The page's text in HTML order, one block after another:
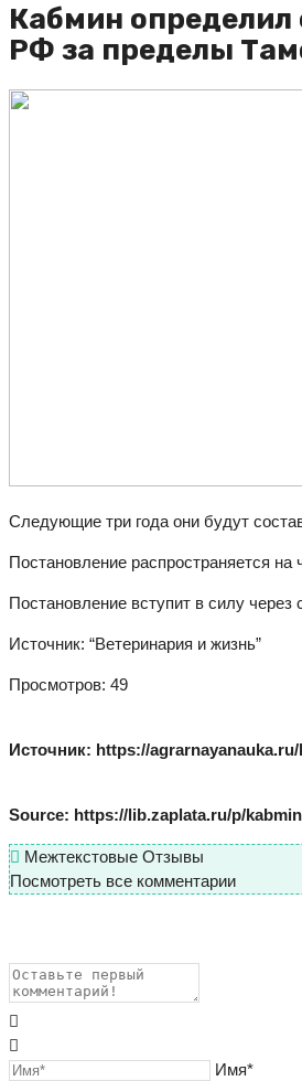
Кабмин
РФ за пределы
Следующие три года они будут
Постановление распространяется
Постановление вступит в силу
Источник: “Ветеринария и жизнь”
Просмотров: 49
Источник: https://
Source: https://lib.zaplata.ru/p/
Межтекстовые Отзывы
Посмотреть все комментарии
Имя*